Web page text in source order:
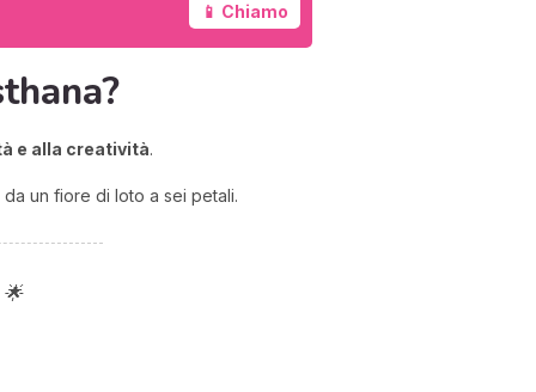
📱 Chiamo
e alla creatività.
un fiore di loto a sei petali.